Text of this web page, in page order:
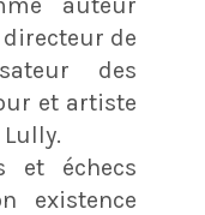
de
des
et artiste
et échecs
existence